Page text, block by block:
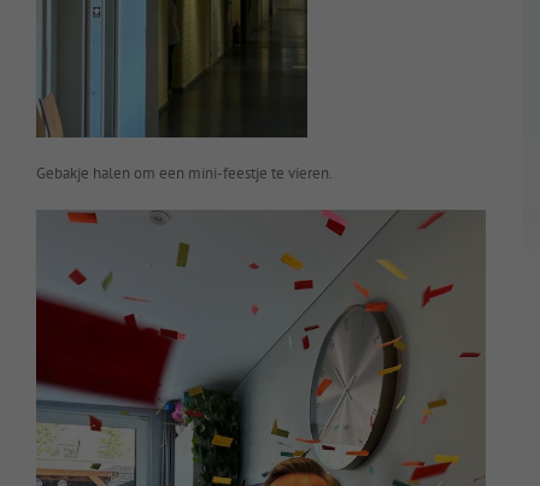
Gebakje halen om een mini-feestje te vieren.